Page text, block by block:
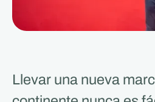
Llevar una nueva